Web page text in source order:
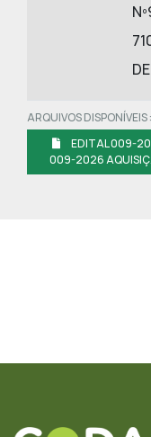
ARQUIVOS DISPONÍVEIS :
EDITAL 009-
009-2026